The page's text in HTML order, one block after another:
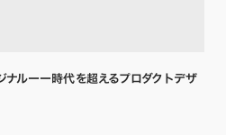
ルーー時代を超えるプロダクトデザ